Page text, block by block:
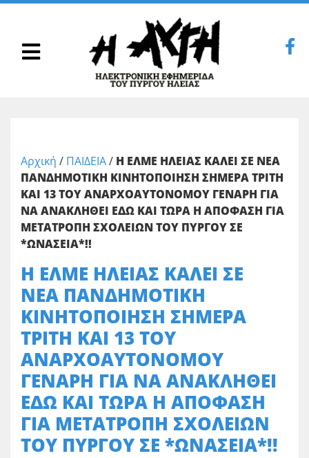
Αρχική / ΠΑΙΔΕΙΑ/ Η ΕΛΜΕ ΗΛΕΙΑΣ ΚΑΛΕΙ ΣΕ ΝΕΑ
ΠΑΝΔΗΜΟΤΙΚΗ ΚΙΝΗΤΟΠΟΙΗΣΗ ΣΗΜΕΡΑ ΤΡΙΤΗ
ΚΑΙ 13 ΤΟΥ ΑΝΑΡΧΟΑΥΤΟΝΟΜΟΥ ΓΕΝΑΡΗ ΓΙΑ
ΝΑ ΑΝΑΚΛΗΘΕΙ ΕΔΩ ΚΑΙ ΤΩΡΑ Η ΑΠΟΦΑΣΗ ΓΙΑ
ΜΕΤΑΤΡΟΠΗ ΣΧΟΛΕΙΩΝ ΤΟΥ ΠΥΡΓΟΥ ΣΕ
*ΩΝΑΣΕΙΑ*!!
Η ΕΛΜΕ ΗΛΕΙΑΣ ΚΑΛΕΙ ΣΕ
ΝΕΑ ΠΑΝΔΗΜΟΤΙΚΗ
ΚΙΝΗΤΟΠΟΙΗΣΗ ΣΗΜΕΡΑ
ΤΡΙΤΗ ΚΑΙ 13 ΤΟΥ
ΑΝΑΡΧΟΑΥΤΟΝΟΜΟΥ
ΓΕΝΑΡΗ ΓΙΑ ΝΑ ΑΝΑΚΛΗΘΕΙ
ΕΔΩ ΚΑΙ ΤΩΡΑ Η ΑΠΟΦΑΣΗ
ΓΙΑ ΜΕΤΑΤΡΟΠΗ ΣΧΟΛΕΙΩΝ
ΤΟΥ ΠΥΡΓΟΥ ΣΕ *ΩΝΑΣΕΙΑ*!!